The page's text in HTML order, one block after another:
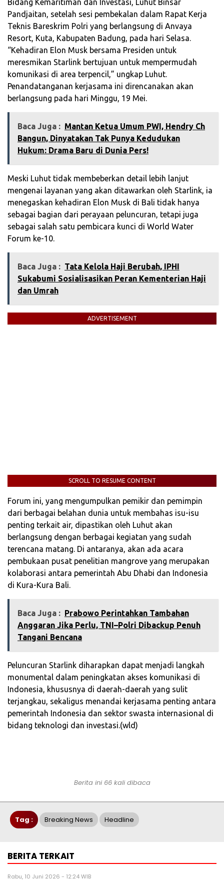
Bidang Kemaritiman dan Investasi, Luhut Binsar
Pandjaitan, setelah sesi pembekalan dalam Rapat Kerja
Teknis Bareskrim Polri yang berlangsung di Anvaya
Resort, Kuta, Kabupaten Badung, pada hari Selasa.
“Kehadiran Elon Musk bersama Presiden untuk
meresmikan Starlink bertujuan untuk mempermudah
komunikasi di area terpencil,” ungkap Luhut.
Penandatanganan kerjasama ini direncanakan akan
berlangsung pada hari Minggu, 19 Mei.
Baca Juga : Mantan Ketua Umum PWI, Hendry Ch
Bangun, Dinyatakan Tak Punya Kedudukan
Hukum: Drama Baru di Dunia Pers!
Meski Luhut tidak membeberkan detail lebih lanjut
mengenai layanan yang akan ditawarkan oleh Starlink, ia
menegaskan kehadiran Elon Musk di Bali tidak hanya
sebagai bagian dari perayaan peluncuran, tetapi juga
sebagai salah satu pembicara kunci di World Water
Forum ke-10.
Baca Juga : Tata Kelola Haji Berubah, IPHI
Sukabumi Sosialisasikan Peran Kementerian Haji
dan Umrah
ADVERTISEMENT
SCROLL TO RESUME CONTENT
Forum ini, yang mengumpulkan pemikir dan pemimpin
dari berbagai belahan dunia untuk membahas isu-isu
penting terkait air, dipastikan oleh Luhut akan
berlangsung dengan berbagai kegiatan yang sudah
terencana matang. Di antaranya, akan ada acara
pembukaan pusat penelitian mangrove yang merupakan
kolaborasi antara pemerintah Abu Dhabi dan Indonesia
di Kura-Kura Bali.
Baca Juga : Prabowo Perintahkan Tambahan
Anggaran Jika Perlu, TNI–Polri Dibackup Penuh
Tangani Bencana
Peluncuran Starlink diharapkan dapat menjadi langkah
monumental dalam peningkatan akses komunikasi di
Indonesia, khususnya di daerah-daerah yang sulit
terjangkau, sekaligus menandai kerjasama penting antara
pemerintah Indonesia dan sektor swasta internasional di
bidang teknologi dan investasi.(wld)
Berita ini 66 kali dibaca
Tag : Breaking News Headline
BERITA TERKAIT
Rabu, 10 Juni 2026 - 12:24 WIB